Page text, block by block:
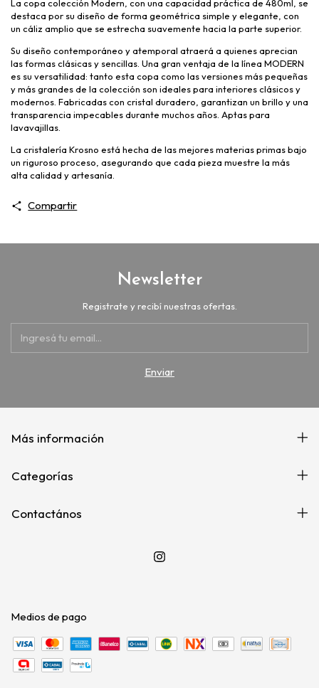
La copa colección Modern, con una capacidad práctica de 480ml, se
destaca por su diseño de forma geométrica simple y elegante, con
un cáliz amplio que se estrecha suavemente hacia la parte superior.
Su diseño contemporáneo y atemporal atraerá a quienes aprecian
las formas clásicas y sencillas. Una gran ventaja de la línea MODERN
es su versatilidad: tanto esta copa como las versiones más pequeñas
y más grandes de la colección son ideales para interiores clásicos y
modernos. Fabricadas con cristal duradero, garantizan un brillo y una
transparencia impecables durante muchos años. Aptas para
lavavajillas.
La cristalería Krosno está hecha de las mejores materias primas bajo
un riguroso proceso, asegurando que cada pieza muestre la más
alta calidad y artesanía.
Compartir
Newsletter
Registrate y recibí nuestras ofertas.
Más información
Categorías
Contactános
Medios de pago